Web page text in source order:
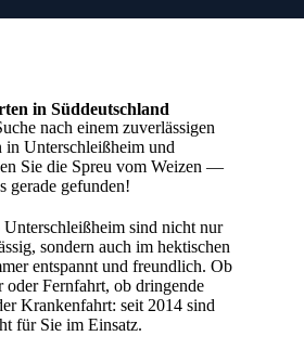
in Süddeutschland
nach einem zuverlässigen
in Unterschleißheim und
Sie die Spreu vom Weizen —
gerade gefunden!
sind nicht nur
sondern auch im hektischen
entspannt und freundlich. Ob
oder Fernfahrt, ob dringende
Krankenfahrt: seit 2014 sind
für Sie im Einsatz.